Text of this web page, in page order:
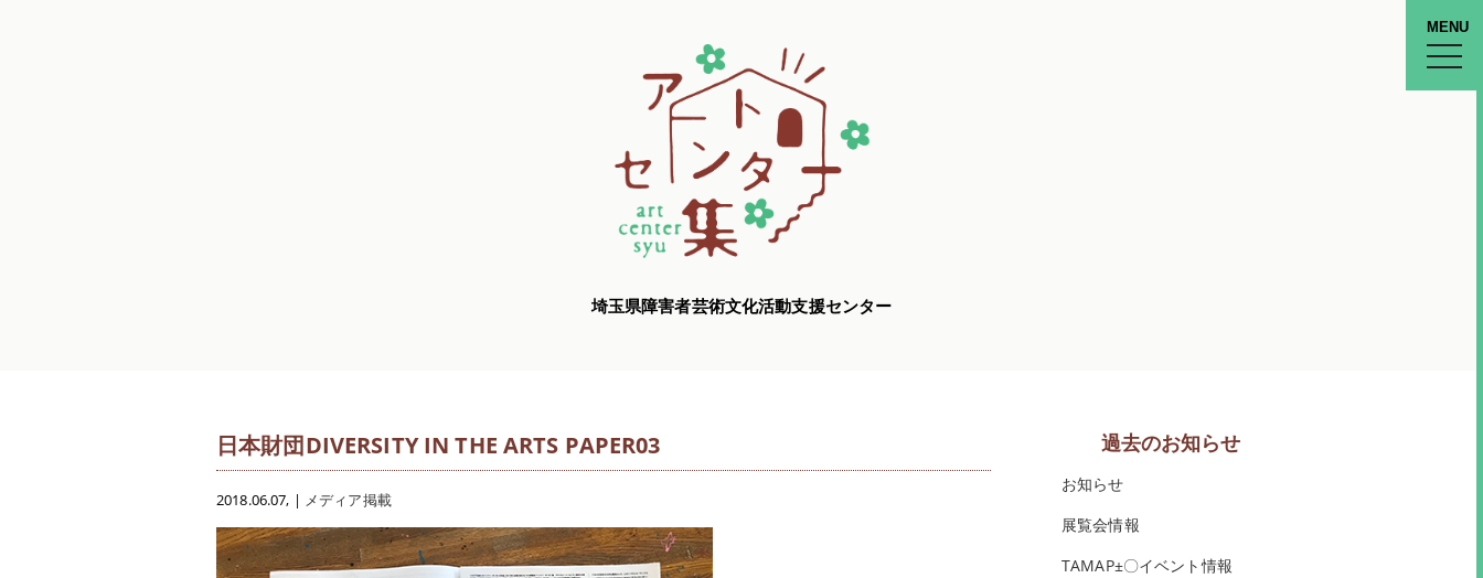
埼玉県障害者芸術文化活動支援センター
MENU
toggle
日本財団DIVERSITY IN THE ARTS PAPER03
2018.06.07, | メディア掲載
過去のお知らせ
お知らせ
展覧会情報
TAMAP±〇イベント情報